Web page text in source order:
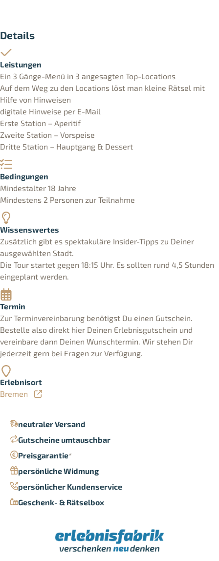
neutraler Versand
Gutscheine umtauschbar
Preisgarantie*
persönliche Widmung
persönlicher Kundenservice
Geschenk- & Rätselbox
Details
Leistungen
Ein 3 Gänge-Menü in 3 angesagten Top-Locations
Auf dem Weg zu den Locations löst man kleine Rätsel mit
Hilfe von Hinweisen
digitale Hinweise per E-Mail
Erste Station – Aperitif
Zweite Station – Vorspeise
Dritte Station – Hauptgang & Dessert
Bedingungen
Mindestalter 18 Jahre
Mindestens 2 Personen zur Teilnahme
Wissenswertes
Zusätzlich gibt es spektakuläre Insider-Tipps zu Deiner
ausgewählten Stadt.
Die Tour startet gegen 18:15 Uhr. Es sollten rund 4,5 Stunden
eingeplant werden.
Termin
Zur Terminvereinbarung benötigst Du einen Gutschein.
Bestelle also direkt hier Deinen Erlebnisgutschein und
vereinbare dann Deinen Wunschtermin. Wir stehen Dir
jederzeit gern bei Fragen zur Verfügung.
Erlebnisort
Bremen